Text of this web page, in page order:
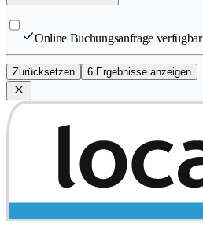
Online Buchungsanfrage verfügbar
Zurücksetzen 6 Ergebnisse anzeigen